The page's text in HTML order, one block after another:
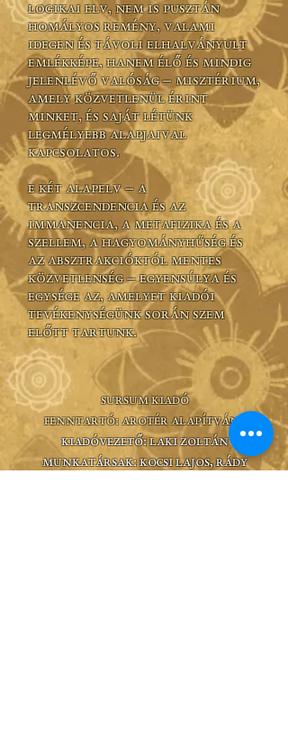
logikai elv, nem is pusztán
homályos remény, valami
idegen és távoli elhalványult
emlékképe, hanem élő és mindig
jelenlévő valóság ‒ misztérium,
amely közvetlenül érint
minket, és saját létünk
legmélyebb alapjaival
kapcsolatos.
E két alapelv ‒ a
transzcendencia és az
immanencia, a metafizika és a
szellem, a hagyományhűség és
az absztrakcióktól mentes
közvetlenség ‒ egyensúlya és
egysége az, amelyet kiadói
tevékenységünk során szem
előtt tartunk.
Sursum Kiadó
Fenntartó: Arotér Alapítvány
Kiadóvezető: Laki Zoltán
Munkatársak: Kocsi Lajos, Rády